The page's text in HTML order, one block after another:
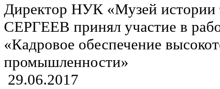
Директор НУК «Музей истории
СЕРГЕЕВ принял участие в
«Кадровое обеспечение
промышленности»
29.06.2017